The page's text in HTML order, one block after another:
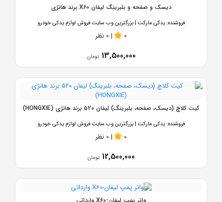
دیسک و صفحه و بلبرینگ لیفان X60 برند هانژی
فروشنده: یدکی مارکت | بزرگترین وب سایت فروش لوازم یدکی خودرو
0
| 0 نظر
13,500,000 تومان
کیت کلاچ (دیسک، صفحه، بلبرینگ) لیفان ۵۲۰ برند هانژی (HONGXIE)
فروشنده: یدکی مارکت | بزرگترین وب سایت فروش لوازم یدکی خودرو
0
| 0 نظر
12,500,000 تومان